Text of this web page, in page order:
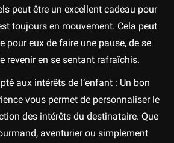
peut être un excellent cadeau pour
toujours en mouvement. Cela peut
pour eux de faire une pause, de se
revenir en se sentant rafraîchis.
aux intérêts de l’enfant : Un bon
vous permet de personnaliser le
des intérêts du destinataire. Que
aventurier ou simplement